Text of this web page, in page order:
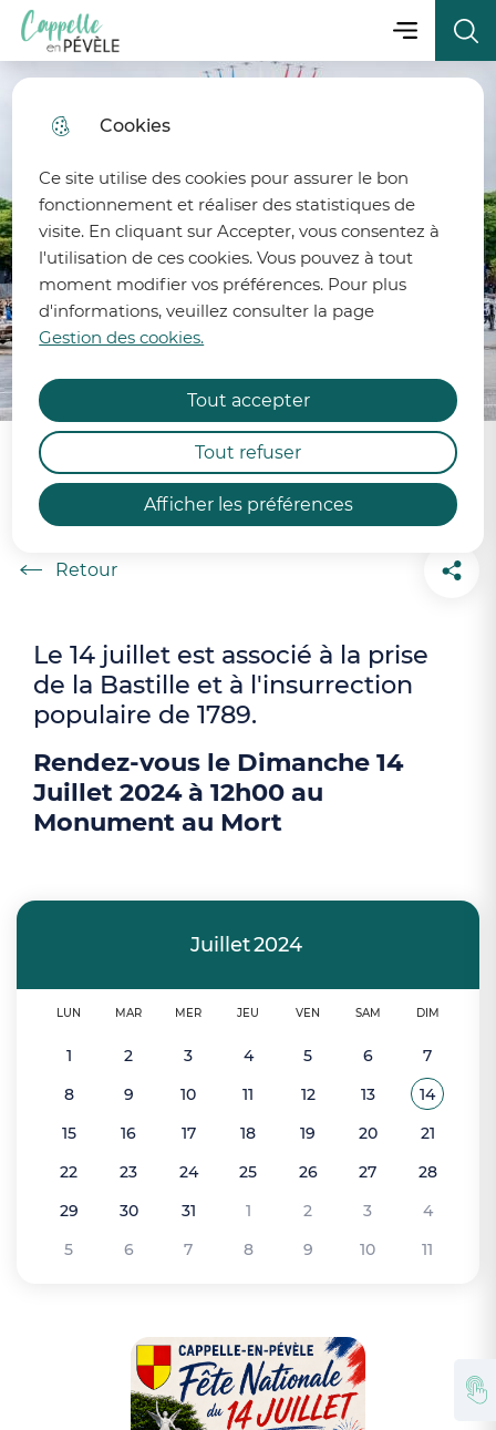
Cookies
Ce site utilise des cookies pour assurer le bon
fonctionnement et réaliser des statistiques de
visite. En cliquant sur Accepter, vous consentez à
l'utilisation de ces cookies. Vous pouvez à tout
moment modifier vos préférences. Pour plus
d'informations, veuillez consulter la page
Gestion des cookies.
Afficher les préférences
Tout accepter
Tout refuser
Aller
au
menu
principal
Consulter
le plan
du site
État de la ressource en eau
Afin de préserver la ressource en eau, 6 bassins
des départements du Nord et du Pas-de-Calais
sont désormais placés en alerte et 2 bassins
demeurent en vigilance renforcée.
En savoir plus
Ville de Cappelle-en-Pévèle
Menu
Fête Nationale 🇫🇷
Accueil
Le 14 juillet est associé à la prise
de la Bastille et à l'insurrection
populaire de 1789.
Rendez-vous le Dimanche 14
Juillet 2024 à 12h00 au
Monument au Mort
Juillet2024
LUN MAR MER JEU VEN SAM DIM
1 2 3 4 5 6
7
8
9 10 11 12 13 Voir
14Juillet
15
16 17 18 19 20
21
22
23 24 25 26 27
28
29
30 31 1 2 3
4
5
6 7 8 9 10 11
Zoom sur